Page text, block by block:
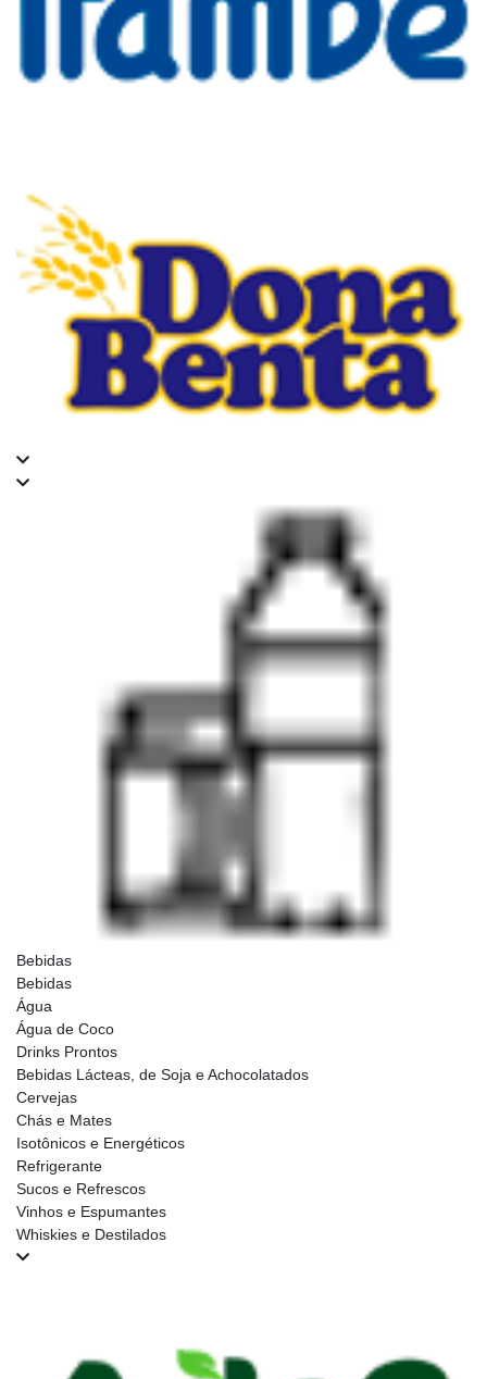
Bebidas
Bebidas
Água
Água de Coco
Drinks Prontos
Bebidas Lácteas, de Soja e Achocolatados
Cervejas
Chás e Mates
Isotônicos e Energéticos
Refrigerante
Sucos e Refrescos
Vinhos e Espumantes
Whiskies e Destilados